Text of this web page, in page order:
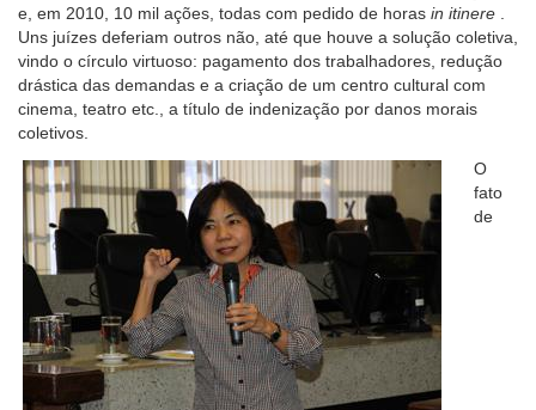
e, em 2010, 10 mil ações, todas com pedido de horas in itinere
Uns juízes deferiam outros não, até que houve a solução coletiva,
vindo o círculo virtuoso: pagamento dos trabalhadores, redução
drástica das demandas e a criação de um centro cultural com
cinema, teatro etc., a título de indenização por danos morais
coletivos.
O
fato
de